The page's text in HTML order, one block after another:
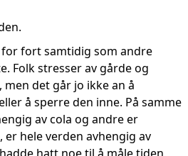
for fort samtidig som andre
Folk stresser av gårde og
det går jo ikke an å
å sperre den inne. På samme
av cola og andre er
hele verden avhengig av